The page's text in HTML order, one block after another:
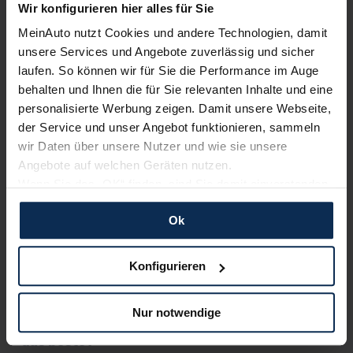
Wir konfigurieren hier alles für Sie
MeinAuto nutzt Cookies und andere Technologien, damit
unsere Services und Angebote zuverlässig und sicher
laufen. So können wir für Sie die Performance im Auge
behalten und Ihnen die für Sie relevanten Inhalte und eine
personalisierte Werbung zeigen. Damit unsere Webseite,
der Service und unser Angebot funktionieren, sammeln
wir Daten über unsere Nutzer und wie sie unsere
Angebote auf welchen Geräten nutzen.
und erlauben uns Cookies für unseren Service zu
verwenden und diese Daten an Dritte weiterzugeben,
etwa an unsere Marketingpartner. Falls Sie dem nicht
zustimmen möchten, beschränken wir uns auf die
dann nicht auf Sie zuschneiden und Sie somit nicht
perfekt auf dem Weg zu Ihrem Neuwagen unterstützen.
Sie können die Einstellungen jederzeit anpassen oder
Ok
Konfigurieren
Nur notwendige
Neuwagen und Motoren mit Euro 6d
All Inclusive Leasing Gewerbe
Finanzierung ohne Schufa
Testberichte
KI-generiert
Mercedes-Benz Vito Kastenwagen (Test
2023): Ist das teuerste Mittelklasse-LCV auch
das beste?